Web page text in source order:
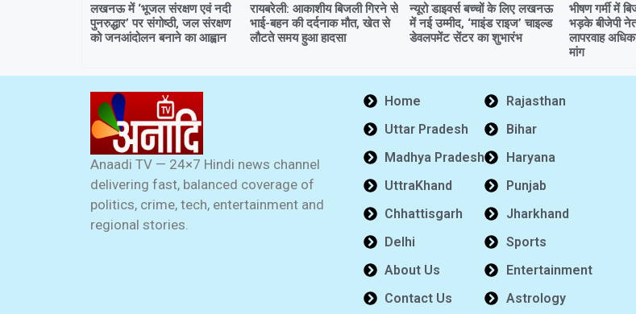
लखनऊ में ‘भूजल संरक्षण एवं नदी
पुनरुद्धार’ पर संगोष्ठी, जल संरक्षण
को जनआंदोलन बनाने का आह्वान
रायबरेली: आकाशीय बिजली गिरने से
भाई-बहन की दर्दनाक मौत, खेत से
लौटते समय हुआ हादसा
न्यूरो डाइवर्स बच्चों के लिए लखनऊ
में नई उम्मीद, ‘माइंड राइज’ चाइल्ड
डेवलपमेंट सेंटर का शुभारंभ
भीषण गर्मी में
भड़के बीजेपी
लापरवाह
मांग
Anaadi TV — 24×7 Hindi news channel
delivering fast, balanced coverage of
politics, crime, tech, entertainment and
regional stories.
Home
Uttar Pradesh
Madhya Pradesh
UttraKhand
Chhattisgarh
Delhi
About Us
Contact Us
Rajasthan
Bihar
Haryana
Punjab
Jharkhand
Sports
Entertainment
Astrology